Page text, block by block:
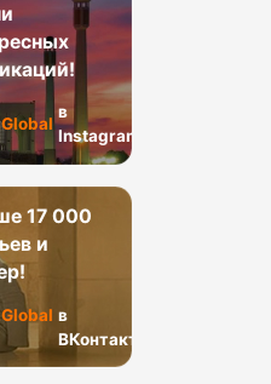
в
Instagram
17 000
и
в
ВКонтакте